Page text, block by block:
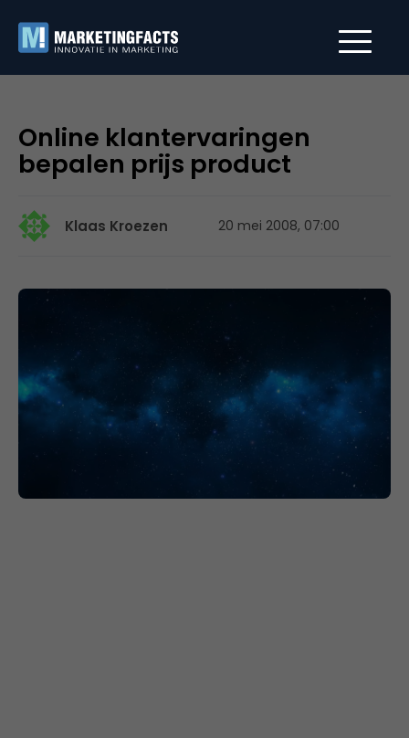
Online klantervaringen
bepalen prijs product
Klaas Kroezen 20 mei 2008, 07:00